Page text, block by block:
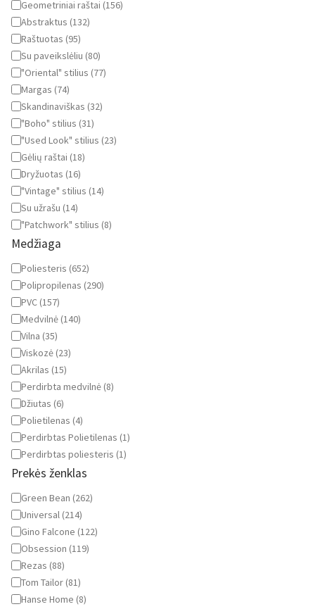
Geometriniai raštai (156)
Abstraktus (132)
Raštuotas (95)
Su paveikslėliu (80)
"Oriental" stilius (77)
Margas (74)
Skandinaviškas (32)
"Boho" stilius (31)
"Used Look" stilius (23)
Gėlių raštai (18)
Dryžuotas (16)
"Vintage" stilius (14)
Su užrašu (14)
"Patchwork" stilius (8)
Medžiaga
Medžiaga
Poliesteris (652)
Polipropilenas (290)
PVC (157)
Medvilnė (140)
Vilna (35)
Viskozė (23)
Akrilas (15)
Perdirbta medvilnė (8)
Džiutas (6)
Polietilenas (4)
Perdirbtas Polietilenas (1)
Perdirbtas poliesteris (1)
Prekės ženklas
Prekės
ženklas
Green Bean (262)
Universal (214)
Gino Falcone (122)
Obsession (119)
Rezas (88)
Tom Tailor (81)
Hanse Home (8)